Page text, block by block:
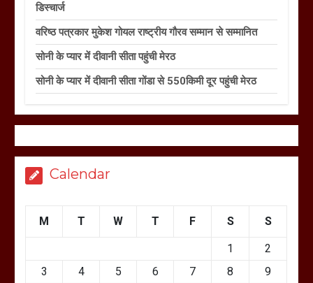
डिस्चार्ज
वरिष्ठ पत्रकार मुकेश गोयल राष्ट्रीय गौरव सम्मान से सम्मानित
सोनी के प्यार में दीवानी सीता पहुंची मेरठ
सोनी के प्यार में दीवानी सीता गोंडा से 550किमी दूर पहुंची मेरठ
Calendar
M T W T F S S
1
2
3
4 5 6 7 8
9